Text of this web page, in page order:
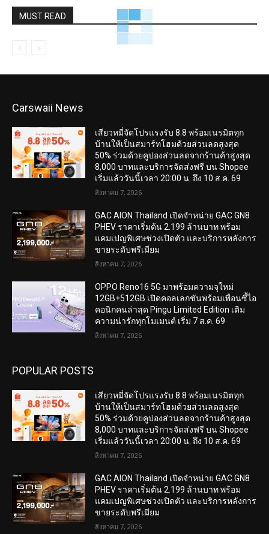
MUST READ
Carswaii News
เสียวหมี่จัดโปรแรงรับ 8.8 พร้อมเนรมิตทุก
บ้านให้เป็นสมาร์ทโฮมด้วยส่วนลดสูงสุด
50% ร่วมด้วยคูปองส่วนลดจากร้านค้าสูงสุด
8,000 บาทและบริการจัดส่งฟรี บน Shopee
เริ่มแล้ววันนี้เวลา 20:00 น. ถึง 10 ส.ค. 69
สิงหาคม 7, 2026
GAC AION Thailand เปิดจำหน่าย GAC GN8
PHEV ราคาเริ่มต้น 2.199 ล้านบาท พร้อม
แคมเปญพิเศษช่วงเปิดตัว และบริการหลังการ
ขายระดับพรีเมียม
สิงหาคม 7, 2026
OPPO Reno16 5G มาพร้อมความจุใหม่
12GB+512GB เปิดคอลเลกชันพร้อมเพื่อนซี้ไอ
คอนิกคนล่าสุด Pingu Limited Edition เติม
ความน่ารักทุกโมเมนต์ เริ่ม 7 ส.ค. 69
สิงหาคม 7, 2026
POPULAR POSTS
เสียวหมี่จัดโปรแรงรับ 8.8 พร้อมเนรมิตทุก
บ้านให้เป็นสมาร์ทโฮมด้วยส่วนลดสูงสุด
50% ร่วมด้วยคูปองส่วนลดจากร้านค้าสูงสุด
8,000 บาทและบริการจัดส่งฟรี บน Shopee
เริ่มแล้ววันนี้เวลา 20:00 น. ถึง 10 ส.ค. 69
สิงหาคม 7, 2026
GAC AION Thailand เปิดจำหน่าย GAC GN8
PHEV ราคาเริ่มต้น 2.199 ล้านบาท พร้อม
แคมเปญพิเศษช่วงเปิดตัว และบริการหลังการ
ขายระดับพรีเมียม
สิงหาคม 7, 2026